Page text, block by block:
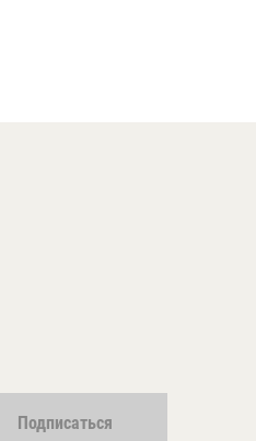
Подписаться